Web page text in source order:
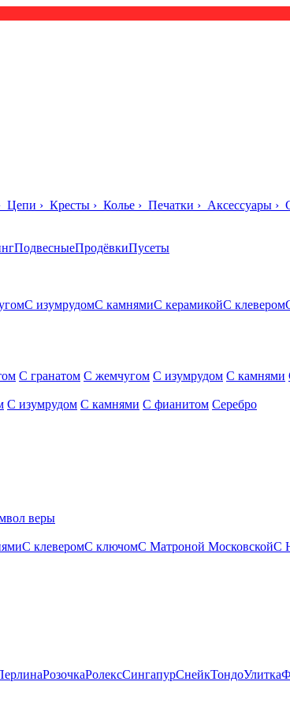
Цепи › Кресты › Колье › Печатки › Аксессуары ›
ПодвесныеПродёвкиПусеты
С изумрудомС камнямиС керамикойС клевером
С гранатом С жемчугом С изумрудом С камнями
С изумрудом С камнями С фианитом Серебро
веры
С клеверомС ключомС Матроной МосковскойС
РозочкаРолексСингапурСнейкТондоУлитка